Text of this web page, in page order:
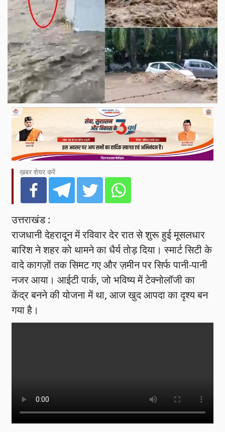
ख़बर शेयर करें
उत्तराखंड :
राजधानी देहरादून में रविवार देर रात से शुरू हुई मूसलधार
बारिश ने शहर को थामने का धैर्य तोड़ दिया। स्मार्ट सिटी के
वादे कागज़ों तक सिमट गए और ज़मीन पर सिर्फ पानी-पानी
नजर आया। आईटी पार्क, जो भविष्य में टेक्नोलॉजी का
केंद्र बनने की योजना में था, आज खुद आपदा का दृश्य बन
गया है।